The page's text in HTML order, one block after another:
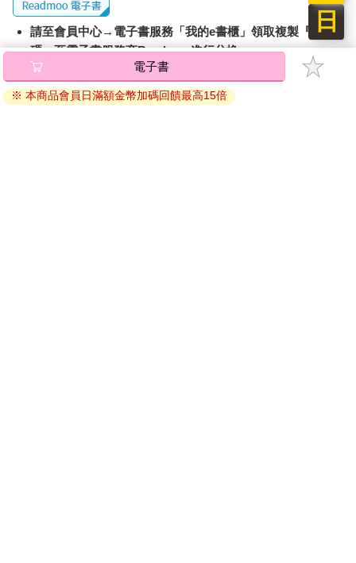
請至會員中心→電子書服務「我的e書櫃」領取複製『兌換
碼』至電子書服務商Readmoo進行兌換。
退換貨須知：
因版權保護，您在金石堂所購買的電子書僅能以金石堂專屬
日